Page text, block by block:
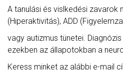
A tanulási és vislkedési zavarok
(Hiperaktivitás), ADD
vagy autizmus tünetei.
ezekben az állapotokban a
Keress minket az alábbi e-mail